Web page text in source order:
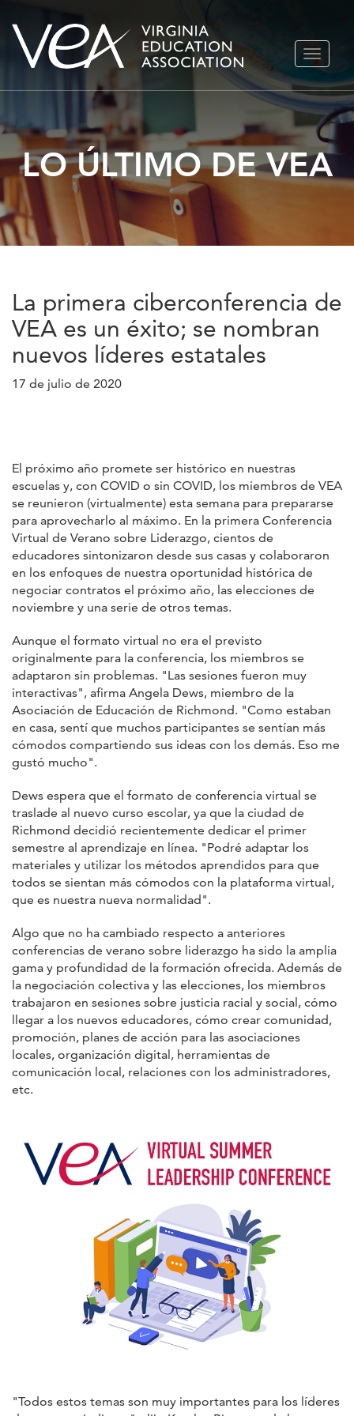
Ir
LO ÚLTIMO DE VEA
La primera ciberconferencia de
VEA es un éxito; se nombran
nuevos líderes estatales
17 de julio de 2020
El próximo año promete ser histórico en nuestras
escuelas y, con COVID o sin COVID, los miembros de VEA
se reunieron (virtualmente) esta semana para prepararse
para aprovecharlo al máximo. En la primera Conferencia
Virtual de Verano sobre Liderazgo, cientos de
educadores sintonizaron desde sus casas y colaboraron
en los enfoques de nuestra oportunidad histórica de
negociar contratos el próximo año, las elecciones de
noviembre y una serie de otros temas.
Aunque el formato virtual no era el previsto
originalmente para la conferencia, los miembros se
adaptaron sin problemas. "Las sesiones fueron muy
interactivas", afirma Angela Dews, miembro de la
Asociación de Educación de Richmond. "Como estaban
en casa, sentí que muchos participantes se sentían más
cómodos compartiendo sus ideas con los demás. Eso me
gustó mucho".
Dews espera que el formato de conferencia virtual se
traslade al nuevo curso escolar, ya que la ciudad de
Richmond decidió recientemente dedicar el primer
semestre al aprendizaje en línea. "Podré adaptar los
materiales y utilizar los métodos aprendidos para que
todos se sientan más cómodos con la plataforma virtual,
que es nuestra nueva normalidad".
Algo que no ha cambiado respecto a anteriores
conferencias de verano sobre liderazgo ha sido la amplia
gama y profundidad de la formación ofrecida. Además de
la negociación colectiva y las elecciones, los miembros
trabajaron en sesiones sobre justicia racial y social, cómo
llegar a los nuevos educadores, cómo crear comunidad,
promoción, planes de acción para las asociaciones
locales, organización digital, herramientas de
comunicación local, relaciones con los administradores,
etc.
"Todos estos temas son muy importantes para los líderes